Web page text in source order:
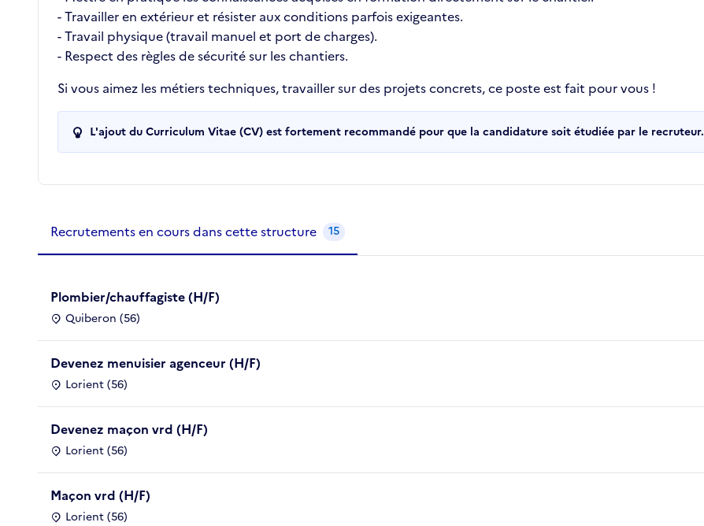
- Travailler en extérieur et résister aux conditions parfois exigeantes.
- Travail physique (travail manuel et port de charges).
- Respect des règles de sécurité sur les chantiers.
Si vous aimez les métiers techniques, travailler sur des projets concrets, ce poste est fait pour vous !
L'ajout du Curriculum Vitae (CV) est fortement recommandé pour que la candidature soit étudiée par le recruteur.
Recrutements de la structure
Recrutements en cours dans cette structure 15
Plombier/chauffagiste (H/F)
Quiberon (56)
Devenez menuisier agenceur (H/F)
Lorient (56)
Devenez maçon vrd (H/F)
Lorient (56)
Maçon vrd (H/F)
Lorient (56)